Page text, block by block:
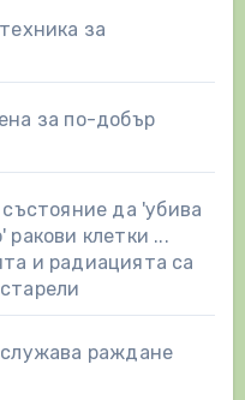
за
за по-добър
да 'убива
ракови клетки ...
и радиацията са
раждане